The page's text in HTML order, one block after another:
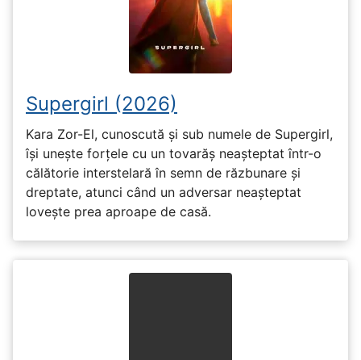
Supergirl (2026)
Kara Zor-El, cunoscută și sub numele de Supergirl,
își unește forțele cu un tovarăș neașteptat într-o
călătorie interstelară în semn de răzbunare și
dreptate, atunci când un adversar neașteptat
lovește prea aproape de casă.